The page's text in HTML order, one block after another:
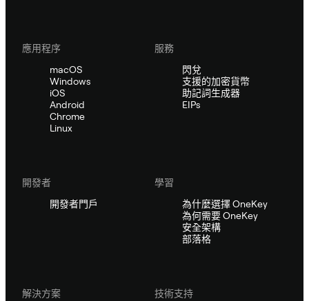
應用程序
macOS
Windows
iOS
Android
Chrome
Linux
服務
閃兌
支援的加密貨幣
助記詞生成器
EIPs
開發者
開發者門戶
學習
為什麼選擇 OneKey
為何需要 OneKey
安全架構
部落格
解決方案
技術支持